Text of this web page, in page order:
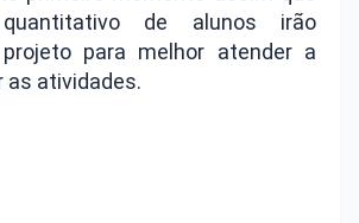
de alunos irão
para melhor atender a
as atividades.